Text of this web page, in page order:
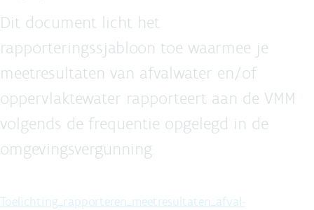
Dit document licht het
rapporteringssjabloon toe waarmee je
meetresultaten van afvalwater en/of
oppervlaktewater rapporteert aan de VMM
volgends de frequentie opgelegd in de
omgevingsvergunning.
Toelichting_rapporteren_meetresultaten_afval-